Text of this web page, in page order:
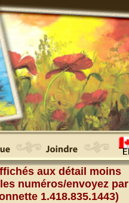
aux détail moins
numéros/envoyez par
1.418.835.1443)